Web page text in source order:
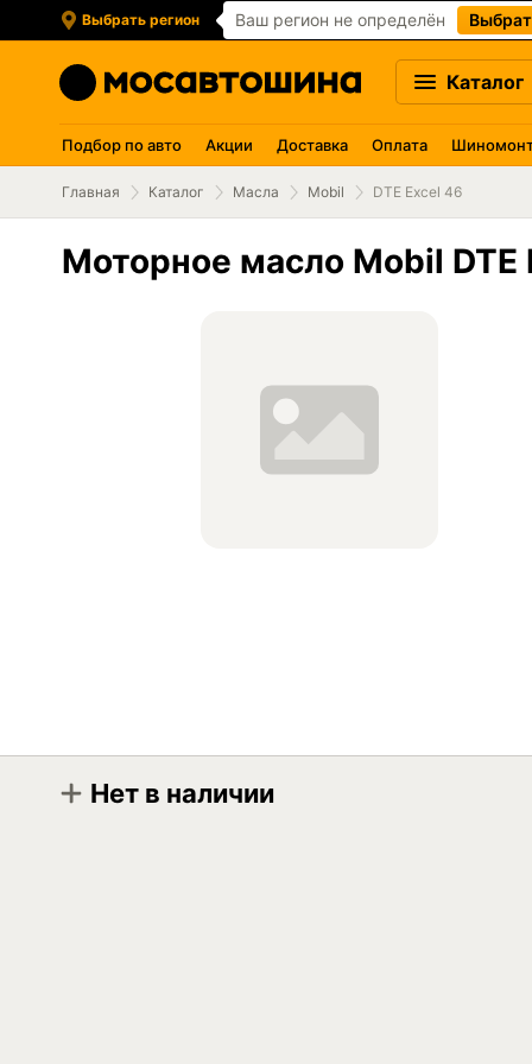
Выбрать регион Ваш регион не определён
Каталог
Подбор по авто Акции Доставка Оплата
Главная Каталог Масла Mobil DTE Excel 46
Моторное масло Mobil DTE
Нет в наличии